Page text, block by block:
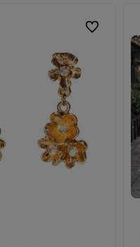
Do ulubionych